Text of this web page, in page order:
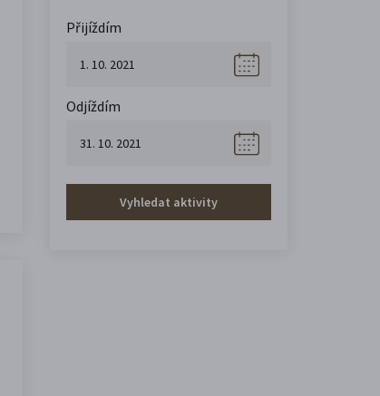
Přijíždím
Odjíždím
Vyhledat aktivity